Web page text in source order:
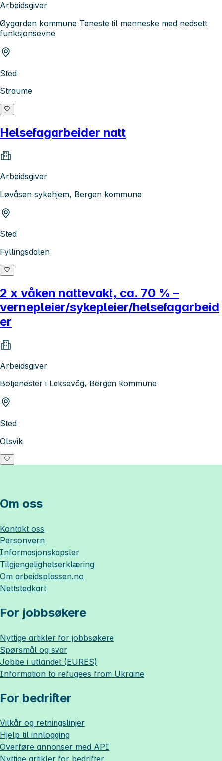
Arbeidsgiver
Øygarden kommune Teneste til menneske med nedsett
funksjonsevne
Sted
Straume
Helsefagarbeider natt
Arbeidsgiver
Løvåsen sykehjem, Bergen kommune
Sted
Fyllingsdalen
2 x våken nattevakt, ca. 70 % –
vernepleier/sykepleier/helsefagarbeid
er
Arbeidsgiver
Botjenester i Laksevåg, Bergen kommune
Sted
Olsvik
Om oss
Kontakt oss
Personvern
Informasjonskapsler
Tilgjengelighetserklæring
Om arbeidsplassen.no
Nettstedkart
For jobbsøkere
Nyttige artikler for jobbsøkere
Spørsmål og svar
Jobbe i utlandet (EURES)
Information to refugees from Ukraine
For bedrifter
Vilkår og retningslinjer
Hjelp til innlogging
Overføre annonser med API
Nyttige artikler for bedrifter